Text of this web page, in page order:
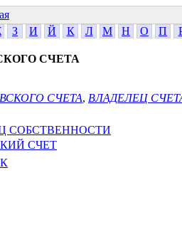
З И Й К Л М Н О П
СЧЕТА
СЧЕТА, ВЛАДЕЛЕЦ
СОБСТВЕННОСТИ
СЧЕТ